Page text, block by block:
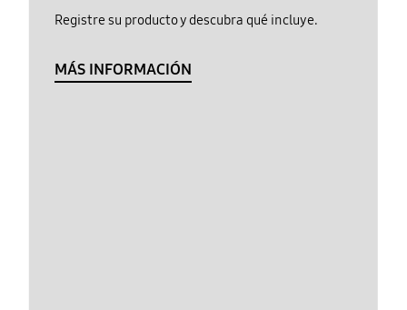
Registre su producto y descubra qué incluye.
MÁS INFORMACIÓN